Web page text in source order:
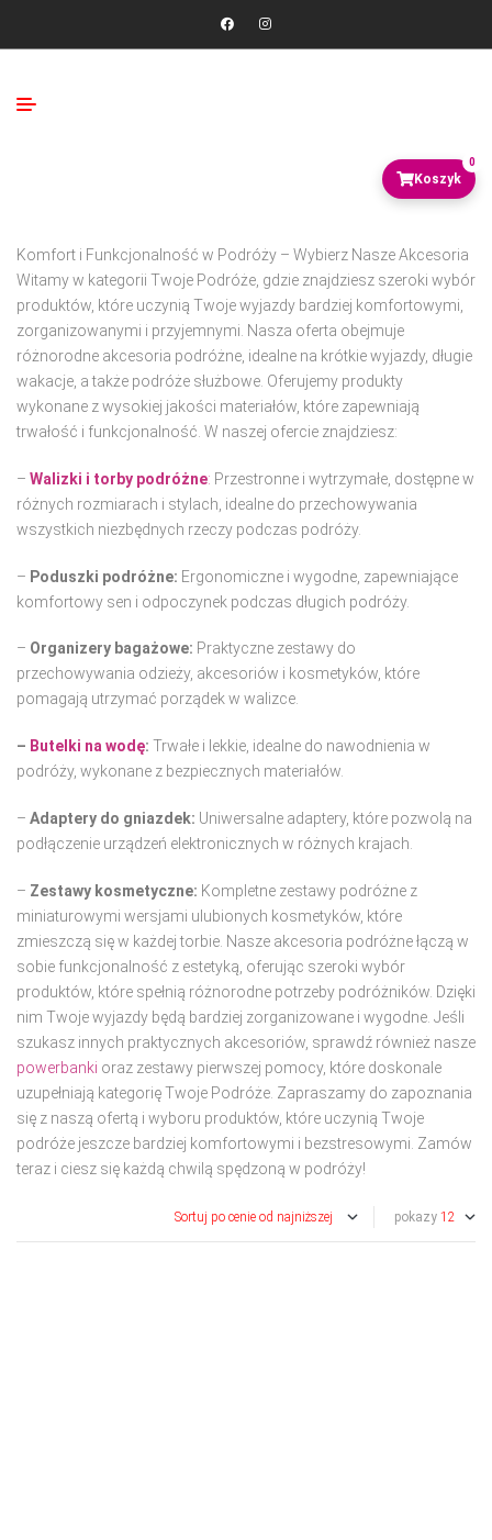
0
Komfort i Funkcjonalność w Podróży – Wybierz Nasze Akcesoria
Witamy w kategorii Twoje Podróże, gdzie znajdziesz szeroki wybór
produktów, które uczynią Twoje wyjazdy bardziej komfortowymi,
zorganizowanymi i przyjemnymi. Nasza oferta obejmuje
różnorodne akcesoria podróżne, idealne na krótkie wyjazdy, długie
wakacje, a także podróże służbowe. Oferujemy produkty
wykonane z wysokiej jakości materiałów, które zapewniają
trwałość i funkcjonalność. W naszej ofercie znajdziesz:
– Walizki i torby podróżne: Przestronne i wytrzymałe, dostępne w
różnych rozmiarach i stylach, idealne do przechowywania
wszystkich niezbędnych rzeczy podczas podróży.
– Poduszki podróżne: Ergonomiczne i wygodne, zapewniające
komfortowy sen i odpoczynek podczas długich podróży.
– Organizery bagażowe: Praktyczne zestawy do
przechowywania odzieży, akcesoriów i kosmetyków, które
pomagają utrzymać porządek w walizce.
– Butelki na wodę: Trwałe i lekkie, idealne do nawodnienia w
podróży, wykonane z bezpiecznych materiałów.
– Adaptery do gniazdek: Uniwersalne adaptery, które pozwolą na
podłączenie urządzeń elektronicznych w różnych krajach.
– Zestawy kosmetyczne: Kompletne zestawy podróżne z
miniaturowymi wersjami ulubionych kosmetyków, które
zmieszczą się w każdej torbie. Nasze akcesoria podróżne łączą w
sobie funkcjonalność z estetyką, oferując szeroki wybór
produktów, które spełnią różnorodne potrzeby podróżników. Dzięki
nim Twoje wyjazdy będą bardziej zorganizowane i wygodne. Jeśli
szukasz innych praktycznych akcesoriów, sprawdź również nasze
powerbanki oraz zestawy pierwszej pomocy, które doskonale
uzupełniają kategorię Twoje Podróże. Zapraszamy do zapoznania
się z naszą ofertą i wyboru produktów, które uczynią Twoje
podróże jeszcze bardziej komfortowymi i bezstresowymi. Zamów
teraz i ciesz się każdą chwilą spędzoną w podróży!
pokazy